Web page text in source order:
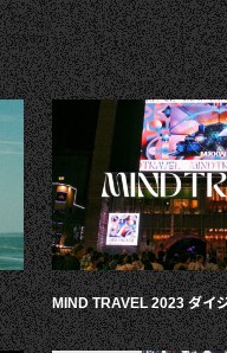
MIND TRAVEL 2023 ダイ